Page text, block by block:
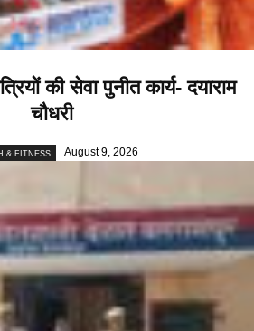
की सेवा पुनीत कार्य- दयाराम
चौधरी
& FITNESS August 9, 2026